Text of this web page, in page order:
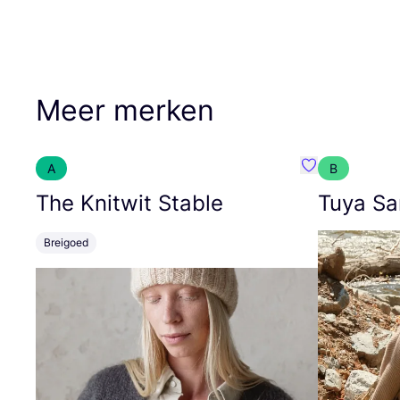
Meer merken
A
The Knitwit Stable
Breigoed
Favoriete
B
Tuya